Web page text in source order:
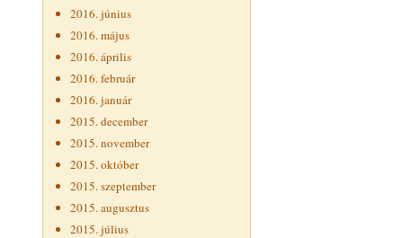
2016. június
2016. május
2016. április
2016. február
2016. január
2015. december
2015. november
2015. október
2015. szeptember
2015. augusztus
2015. július